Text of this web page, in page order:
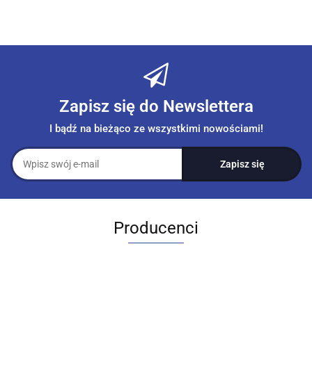
Zapisz się do Newslettera
I bądź na bieżąco ze wszystkimi nowościami!
Producenci